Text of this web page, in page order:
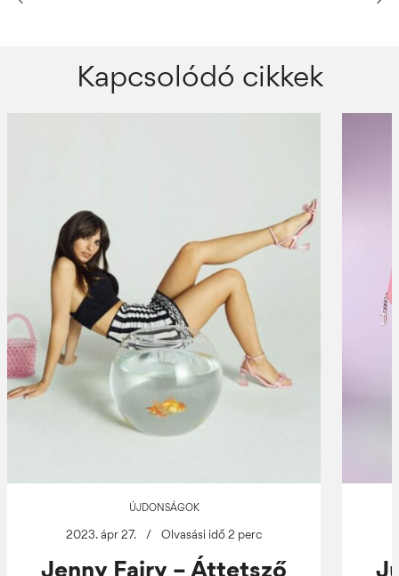
Kapcsolódó cikkek
ÚJDONSÁGOK
2023. ápr 27. / Olvasási idő 2 perc
Jenny Fairy – Áttetsző